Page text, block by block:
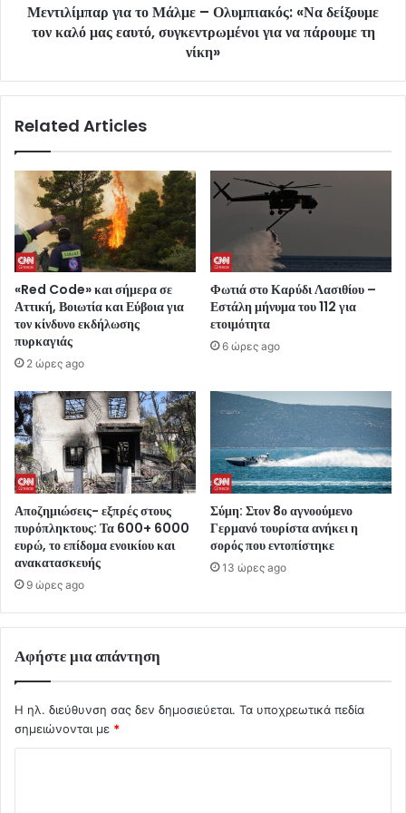
Μεντιλίμπαρ για το Μάλμε – Ολυμπιακός: «Να δείξουμε
τον καλό μας εαυτό, συγκεντρωμένοι για να πάρουμε τη
νίκη»
Related Articles
«Red Code» και σήμερα σε
Αττική, Βοιωτία και Εύβοια για
τον κίνδυνο εκδήλωσης
πυρκαγιάς
2 ώρες ago
Φωτιά στο Καρύδι Λασιθίου –
Εστάλη μήνυμα του 112 για
ετοιμότητα
6 ώρες ago
Αποζημιώσεις- εξπρές στους
πυρόπληκτους: Τα 600+ 6000
ευρώ, το επίδομα ενοικίου και
ανακατασκευής
9 ώρες ago
Σύμη: Στον 8ο αγνοούμενο
Γερμανό τουρίστα ανήκει η
σορός που εντοπίστηκε
13 ώρες ago
Αφήστε μια απάντηση
Η ηλ. διεύθυνση σας δεν δημοσιεύεται. Τα υποχρεωτικά πεδία
σημειώνονται με *